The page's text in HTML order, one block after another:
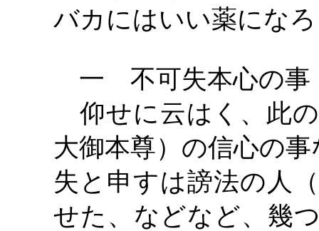
バカにはいい薬にな
一 不可失本心の事
仰せに云はく、此
大御本尊）の信心の
失と申すは謗法の人
せた、などなど、幾